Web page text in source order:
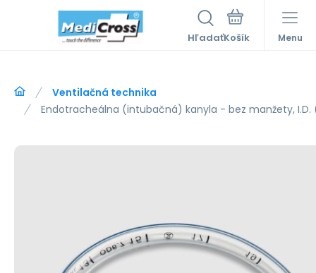
Hľadať Menu
Ventilačná technika
Endotracheálna (intubačná) kanyla - bez manžety,